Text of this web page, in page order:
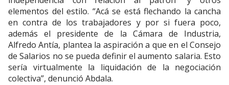
elementos del estilo. “Acá se está flechando la cancha
en contra de los trabajadores y por si fuera poco,
además el presidente de la Cámara de Industria,
Alfredo Antía, plantea la aspiración a que en el Consejo
de Salarios no se pueda definir el aumento salaria. Esto
sería virtualmente la liquidación de la negociación
colectiva”, denunció Abdala.